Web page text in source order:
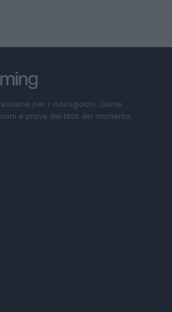
per i videogiochi. Game
e prove dei titoli del momento.